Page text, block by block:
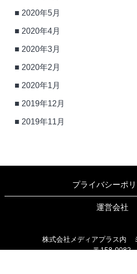
2020年5月
2020年4月
2020年3月
2020年2月
2020年1月
2019年12月
2019年11月
プライバシーポ
運営会社
株式会社メディアプラス内
〒158-0082